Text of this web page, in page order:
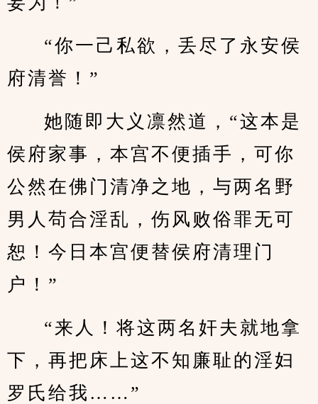
“你一己私欲，丢尽了永安侯
府清誉！”
她随即大义凛然道，“这本是
侯府家事，本宫不便插手，可你
公然在佛门清净之地，与两名野
男人苟合淫乱，伤风败俗罪无可
恕！今日本宫便替侯府清理门
户！”
“来人！将这两名奸夫就地拿
下，再把床上这不知廉耻的淫妇
罗氏给我……”